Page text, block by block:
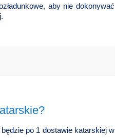
aby nie dokonywać
po 1 dostawie katarskiej w